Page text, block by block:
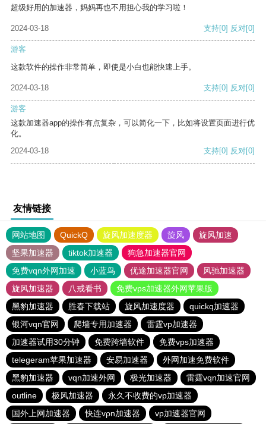
超级好用的加速器，妈妈再也不用担心我的学习啦！
2024-03-18 支持[0] 反对[0]
游客
这款软件的操作非常简单，即使是小白也能快速上手。
2024-03-18 支持[0] 反对[0]
游客
这款加速器app的操作有点复杂，可以简化一下，比如将设置页面进行优
化。
2024-03-18
支持[0] 反对[0]
友情链接
网站地图 QuickQ 旋风加速度器 旋风
旋风加速
坚果加速器
tiktok加速器
狗急加速器官网
免费vqn外网加速
小蓝鸟 优途加速器官网
风驰加速器
旋风加速器
八戒看书
免费vps加速器外网苹果版
黑豹加速器
胜春下载站 旋风加速度器
quickq加速器
银河vqn官网
爬墙专用加速器
雷霆vp加速器
加速器试用30分钟
免费跨墙软件
免费vps加速器
telegeram苹果加速器
安易加速器
外网加速免费软件
黑豹加速器
vqn加速外网 极光加速器
雷霆vqn加速官网
outline
极风加速器
永久不收费的vp加速器
国外上网加速器
快连vρn加速器 vp加速器官网